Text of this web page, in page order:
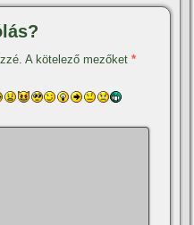
A kötelező mezőket*